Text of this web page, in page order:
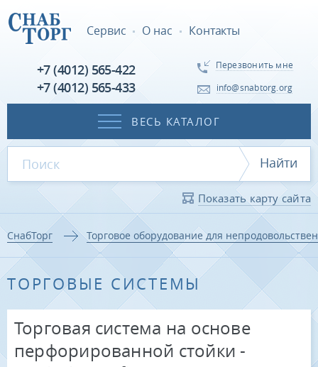
Сервис О нас Контакты
+7 (4012) 565-422
+7 (4012) 565-433
Перезвонить мне
info@snabtorg.org
ВЕСЬ КАТАЛОГ
Найти
Показать карту сайта
СнабТорг Торговое оборудование для
ТОРГОВЫЕ СИСТЕМЫ
Торговая система на основе
перфорированной стойки -